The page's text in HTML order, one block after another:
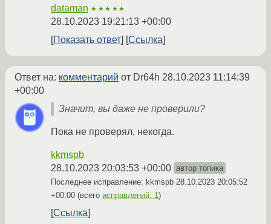
dataman ★★★★★
28.10.2023 19:21:13 +00:00
Показать ответ
Ссылка
Ответ на: комментарий от Dr64h 28.10.2023 11:14:39
+00:00
Значит, вы даже не проверили?
Пока не проверял, некогда.
kkmspb
28.10.2023 20:03:53 +00:00 автор топика
Последнее исправление: kkmspb 28.10.2023 20:05:52
+00:00 (всего исправлений: 1)
Ссылка